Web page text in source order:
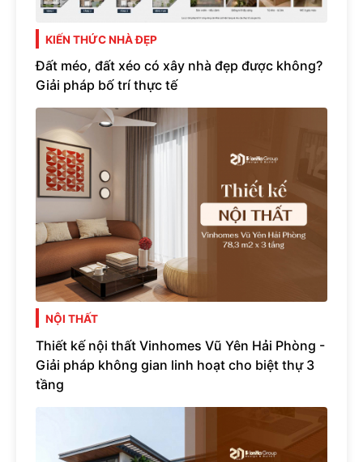
KIẾN THỨC NHÀ ĐẸP
Đất méo, đất xéo có xây nhà đẹp được không?
Giải pháp bố trí thực tế
NỘI THẤT
Thiết kế nội thất Vinhomes Vũ Yên Hải Phòng -
Giải pháp không gian linh hoạt cho biệt thự 3
tầng